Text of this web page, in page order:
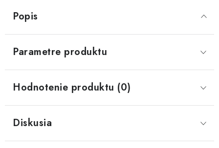
Popis
Parametre produktu
Hodnotenie produktu (0)
Diskusia